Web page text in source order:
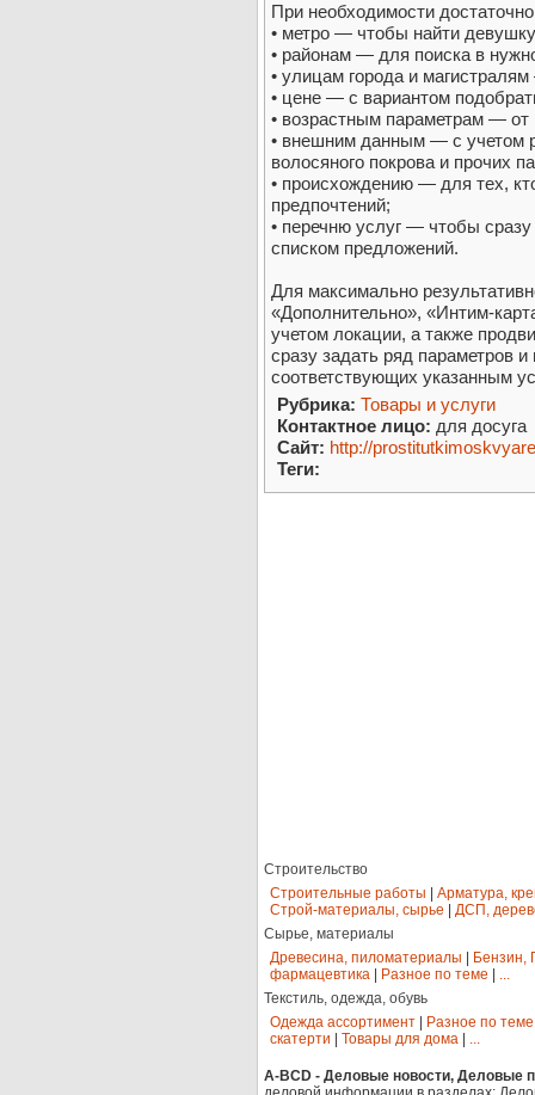
При необходимости
• метро — чтобы найти
• районам — для поиска в
• улицам города и
• цене — с вариантом
• возрастным параметрам —
• внешним данным — с учетом
волосяного покрова и прочих
• происхождению — для тех,
предпочтений;
• перечню услуг — чтобы
списком предложений.
Для максимально
«Дополнительно», «Интим-
учетом локации, а также
сразу задать ряд параметров и
соответствующих указанным
Рубрика: Товары и услуги
Контактное лицо: для досуга
Сайт: http://
Теги:
Строительство
Строительные работы
Арматура,
Строй-материалы, сырье
ДСП,
Сырье, материалы
Древесина, пиломатериалы
Бензин,
фармацевтика
Разное по теме
...
Текстиль, одежда, обувь
Одежда ассортимент
Разное по теме
скатерти
Товары для дома ...
A-BCD - Деловые новости, Деловые